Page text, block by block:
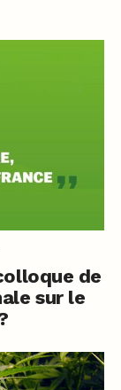
de
sur le